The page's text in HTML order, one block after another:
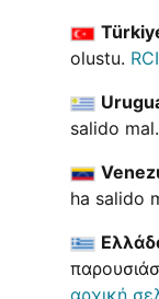
olustu.
salido mal.
ha salido
αρχική